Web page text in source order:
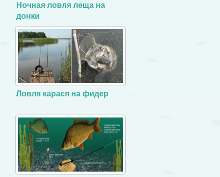
Ночная ловля леща на
донки
Ловля карася на фидер